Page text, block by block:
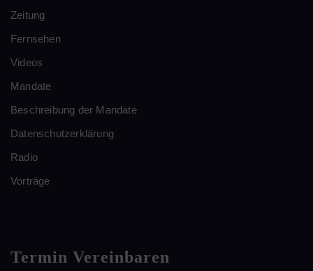
Zeitung
Fernsehen
Videos
Mandate
Beschreibung der Mandate
Datenschutzerklärung
Radio
Vorträge
Termin Vereinbaren